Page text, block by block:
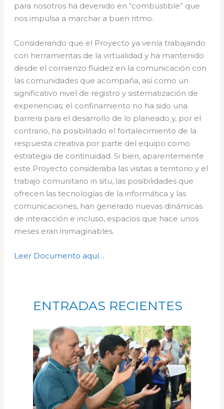
para nosotros ha devenido en “combustible” que
nos impulsa a marchar a buen ritmo.
Considerando que el Proyecto ya venía trabajando
con herramientas de la virtualidad y ha mantenido
desde el comienzo fluidez en la comunicación con
las comunidades que acompaña, así como un
significativo nivel de registro y sistematización de
experiencias; el confinamiento no ha sido una
barrera para el desarrollo de lo planeado y, por el
contrario, ha posibilitado el fortalecimiento de la
respuesta creativa por parte del equipo como
estrategia de continuidad. Si bien, aparentemente
este Proyecto consideraba las visitas a territorio y el
trabajo comunitario in situ, las posibilidades que
ofrecen las tecnologías de la informática y las
comunicaciones, han generado nuevas dinámicas
de interacción e incluso, espacios que hace unos
meses eran inimaginables.
Leer Documento aquí…
ENTRADAS RECIENTES